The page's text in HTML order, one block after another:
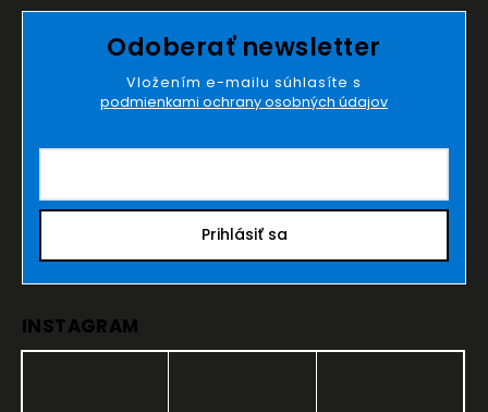
Odoberať newsletter
Vložením e-mailu súhlasíte s
podmienkami ochrany osobných údajov
Prihlásiť sa
INSTAGRAM